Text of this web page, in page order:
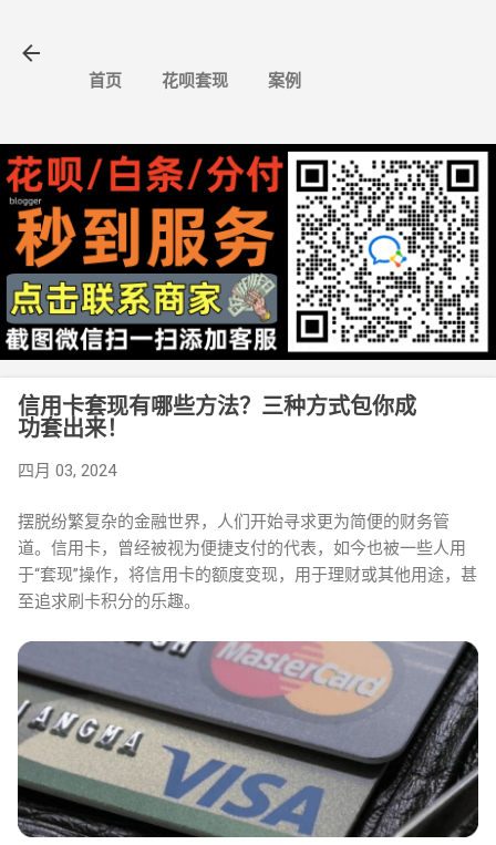
首页 花呗套现 案例
信用卡套现有哪些方法？三种方式包你成
功套出来！
四月 03, 2024
摆脱纷繁复杂的金融世界，人们开始寻求更为简便的财务管
道。信用卡，曾经被视为便捷支付的代表，如今也被一些人用
于“套现”操作，将信用卡的额度变现，用于理财或其他用途，甚
至追求刷卡积分的乐趣。